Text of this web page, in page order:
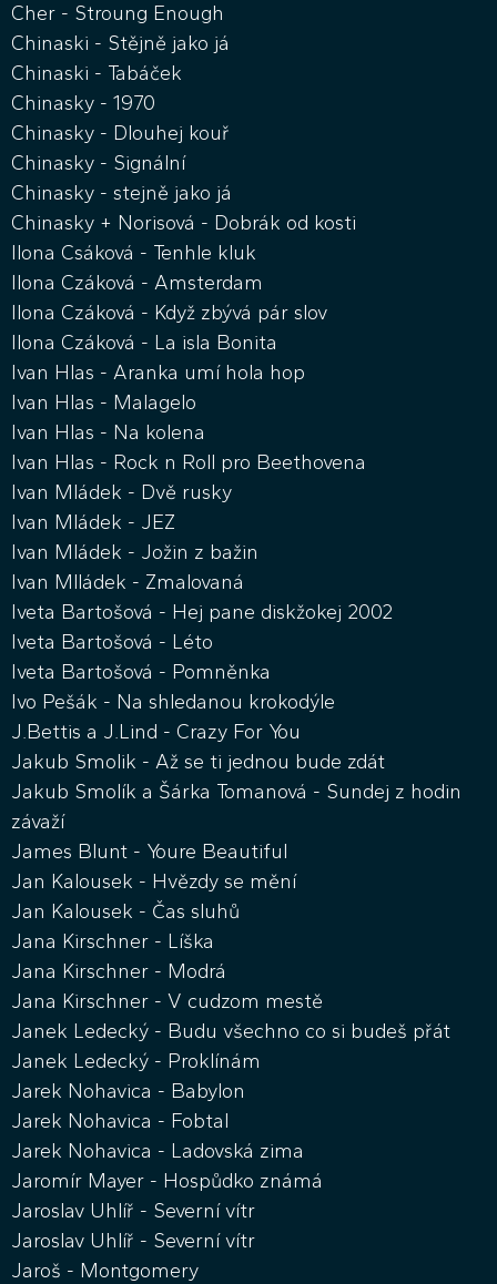
Cher - Stroung Enough
Chinaski - Stějně jako já
Chinaski - Tabáček
Chinasky - 1970
Chinasky - Dlouhej kouř
Chinasky - Signální
Chinasky - stejně jako já
Chinasky + Norisová - Dobrák od kosti
Ilona Csáková - Tenhle kluk
Ilona Czáková - Amsterdam
Ilona Czáková - Když zbývá pár slov
Ilona Czáková - La isla Bonita
Ivan Hlas - Aranka umí hola hop
Ivan Hlas - Malagelo
Ivan Hlas - Na kolena
Ivan Hlas - Rock n Roll pro Beethovena
Ivan Mládek - Dvě rusky
Ivan Mládek - JEZ
Ivan Mládek - Jožin z bažin
Ivan Mlládek - Zmalovaná
Iveta Bartošová - Hej pane diskžokej 2002
Iveta Bartošová - Léto
Iveta Bartošová - Pomněnka
Ivo Pešák - Na shledanou krokodýle
J.Bettis a J.Lind - Crazy For You
Jakub Smolik - Až se ti jednou bude zdát
Jakub Smolík a Šárka Tomanová - Sundej z hodin
závaží
James Blunt - Youre Beautiful
Jan Kalousek - Hvězdy se mění
Jan Kalousek - Čas sluhů
Jana Kirschner - Líška
Jana Kirschner - Modrá
Jana Kirschner - V cudzom mestě
Janek Ledecký - Budu všechno co si budeš přát
Janek Ledecký - Proklínám
Jarek Nohavica - Babylon
Jarek Nohavica - Fobtal
Jarek Nohavica - Ladovská zima
Jaromír Mayer - Hospůdko známá
Jaroslav Uhlíř - Severní vítr
Jaroslav Uhlíř - Severní vítr
Jaroš - Montgomery